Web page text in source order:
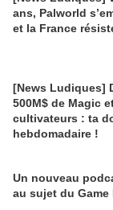
ans, Palworld
et la France
[News Ludiques]
500M$ de Magic
cultivateurs : ta
hebdomadaire !
Un nouveau
au sujet du Game